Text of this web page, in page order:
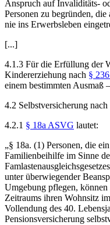
Anspruch auf Invaliditäts-
Personen zu begründen,
nie ins Erwerbsleben
[...]
4.1.3 Für die Erfüllung der
Kindererziehung nach §
einem bestimmten Ausmaß
4.2 Selbstversicherung nach
4.2.1 § 18a ASVG lautet:
„§ 18a. (1) Personen, die
Familienbeihilfe im Sinne
unter überwiegender
Umgebung pflegen, können
Zeitraums ihren Wohnsitz
Vollendung des 40.
Pensionsversicherung